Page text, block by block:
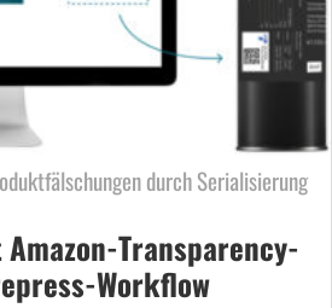
durch Serialisierung
Transparency-
Workflow